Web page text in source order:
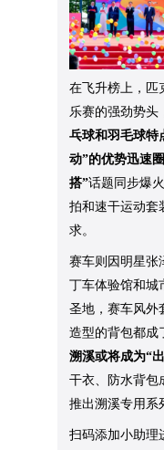
在飞升榜上，匹
乐赛的强劲势头
乓球和羽毛球特
动”的优势迅速
搭”话题同步爆
拍和速干运动套
求。
赛车则因明星张
丁车体验馆和城
圣地，赛车风外
造型的背包都成
溯溪或将成为“
干衣、防水背包
推出溯溪专用系
扫码添加小助理